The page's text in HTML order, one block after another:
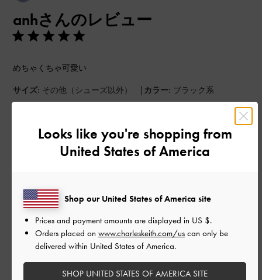
anhさんのレビュー
めちゃくちゃ可愛い
サイズ: その他（シューズ以外） | カラー: ブラック系
よかった
もっと見る
このレビューは役に立ちましたか？
0
Looks like you're shopping from
United States of America
Shop our United States of America site
Prices and payment amounts are displayed in US $.
Orders placed on www.charleskeith.com/us can only be
delivered within United States of America.
SHOP UNITED STATES OF AMERICA SITE